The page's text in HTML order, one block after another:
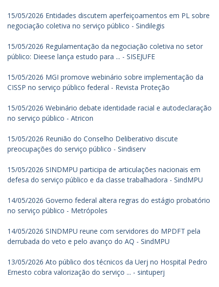
15/05/2026 Entidades discutem aperfeiçoamentos em PL sobre
negociação coletiva no serviço público - Sindilegis
15/05/2026 Regulamentação da negociação coletiva no setor
público: Dieese lança estudo para ... - SISEJUFE
15/05/2026 MGI promove webinário sobre implementação da
CISSP no serviço público federal - Revista Proteção
15/05/2026 Webinário debate identidade racial e autodeclaração
no serviço público - Atricon
15/05/2026 Reunião do Conselho Deliberativo discute
preocupações do serviço público - Sindiserv
15/05/2026 SINDMPU participa de articulações nacionais em
defesa do serviço público e da classe trabalhadora - SindMPU
14/05/2026 Governo federal altera regras do estágio probatório
no serviço público - Metrópoles
14/05/2026 SINDMPU reune com servidores do MPDFT pela
derrubada do veto e pelo avanço do AQ - SindMPU
13/05/2026 Ato público dos técnicos da Uerj no Hospital Pedro
Ernesto cobra valorização do serviço ... - sintuperj